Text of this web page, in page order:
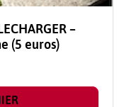
–
(5 euros)